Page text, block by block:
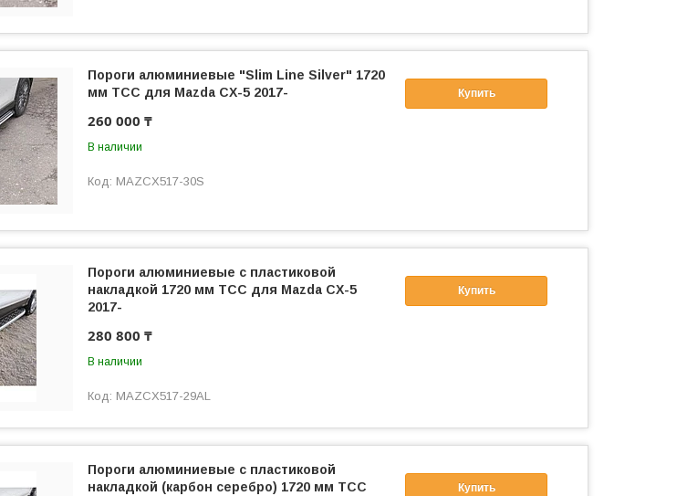
Купить
Пороги алюминиевые "Slim Line Silver" 1720
мм ТСС для Mazda CX-5 2017-
260 000 ₸
В наличии
MAZCX517-30S
Купить
Пороги алюминиевые с пластиковой
накладкой 1720 мм ТСС для Mazda CX-5
2017-
280 800 ₸
В наличии
MAZCX517-29AL
Купить
Пороги алюминиевые с пластиковой
накладкой (карбон серебро) 1720 мм ТСС